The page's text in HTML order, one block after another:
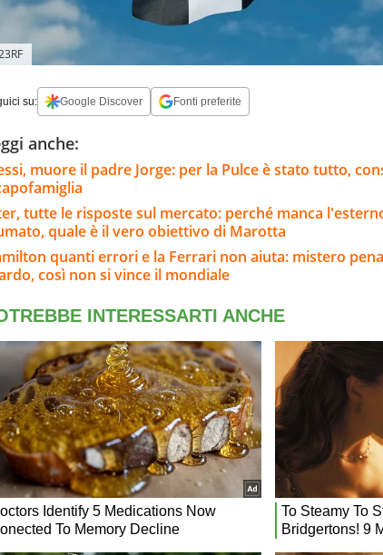
su: Google Discover Fonti preferite
anche:
muore il padre Jorge: per la Pulce è stato tutto,
tutte le risposte sul mercato: perché manca
quale è il vero obiettivo di Marotta
quanti errori e la Ferrari non aiuta: mistero
così non si vince il mondiale